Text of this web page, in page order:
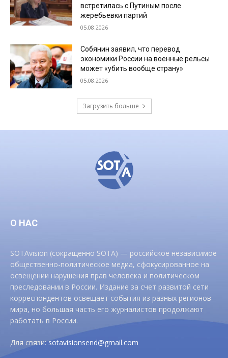
встретилась с Путиным после
жеребьевки партий
05.08.2026
Собянин заявил, что перевод
экономики России на военные рельсы
может «убить вообще страну»
05.08.2026
Загрузить больше
О НАС
SOTAvision (сокращенно SOTA) — российское независимое
общественно-политическое медиа, сфокусированное на
освещении нарушения прав человека и политическом
преследовании в России. Издание за счет развитой сети
корреспондентов освещает события из разных регионов
мира, но большая часть его журналистов продолжают
работать в России.
Для связи:sotavisionsend@gmail.com